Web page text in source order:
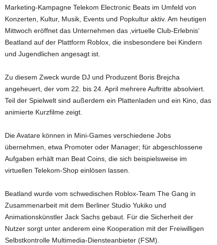
Marketing-Kampagne Telekom Electronic Beats im Umfeld von
Konzerten, Kultur, Musik, Events und Popkultur aktiv. Am heutigen
Mittwoch eröffnet das Unternehmen das ‚virtuelle Club-Erlebnis‘
Beatland auf der Plattform Roblox, die insbesondere bei Kindern
und Jugendlichen angesagt ist.
Zu diesem Zweck wurde DJ und Produzent Boris Brejcha
angeheuert, der vom 22. bis 24. April mehrere Auftritte absolviert.
Teil der Spielwelt sind außerdem ein Plattenladen und ein Kino, das
animierte Kurzfilme zeigt.
Die Avatare können in Mini-Games verschiedene Jobs
übernehmen, etwa Promoter oder Manager; für abgeschlossene
Aufgaben erhält man Beat Coins, die sich beispielsweise im
virtuellen Telekom-Shop einlösen lassen.
Beatland wurde vom schwedischen Roblox-Team The Gang in
Zusammenarbeit mit dem Berliner Studio Yukiko und
Animationskünstler Jack Sachs gebaut. Für die Sicherheit der
Nutzer sorgt unter anderem eine Kooperation mit der Freiwilligen
Selbstkontrolle Multimedia-Diensteanbieter (FSM).